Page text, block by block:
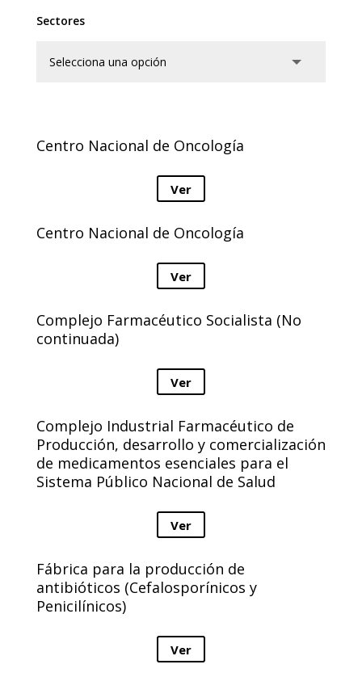
Sectores
Centro Nacional de Oncología
Ver
Centro Nacional de Oncología
Ver
Complejo Farmacéutico Socialista (No
continuada)
Ver
Complejo Industrial Farmacéutico de
Producción, desarrollo y comercialización
de medicamentos esenciales para el
Sistema Público Nacional de Salud
Ver
Fábrica para la producción de
antibióticos (Cefalosporínicos y
Penicilínicos)
Ver